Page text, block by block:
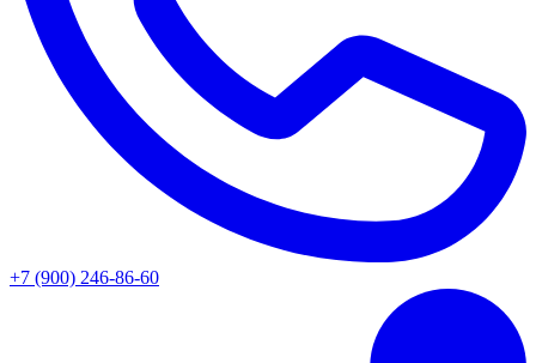
+7 (900) 246-86-60